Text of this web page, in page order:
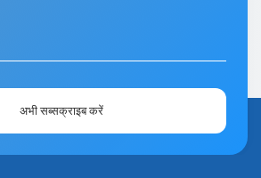
अभी सब्सक्राइब करें